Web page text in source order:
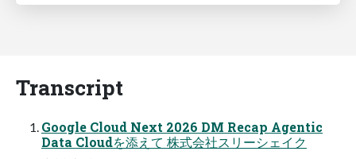
Transcript
Google Cloud Next 2026 DM Recap Agentic
Data Cloudを添えて 株式会社スリーシェイク